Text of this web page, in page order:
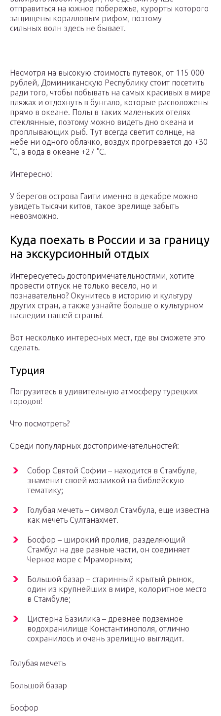
отправиться на южное побережье, курорты которого
защищены коралловым рифом, поэтому
сильных волн здесь не бывает.
Несмотря на высокую стоимость путевок, от 115 000
рублей, Доминиканскую Республику стоит посетить
ради того, чтобы побывать на самых красивых в мире
пляжах и отдохнуть в бунгало, которые расположены
прямо в океане. Полы в таких маленьких отелях
стеклянные, поэтому можно видеть дно океана и
проплывающих рыб. Тут всегда светит солнце, на
небе ни одного облачко, воздух прогревается до +30
°С, а вода в океане +27 °С.
Интересно!
У берегов острова Гаити именно в декабре можно
увидеть тысячи китов, такое зрелище забыть
невозможно.
Куда поехать в России и за границу
на экскурсионный отдых
Интересуетесь достопримечательностями, хотите
провести отпуск не только весело, но и
познавательно? Окунитесь в историю и культуру
других стран, а также узнайте больше о культурном
наследии нашей страны!
Вот несколько интересных мест, где вы сможете это
сделать.
Турция
Погрузитесь в удивительную атмосферу турецких
городов!
Что посмотреть?
Среди популярных достопримечательностей:
Собор Святой Софии – находится в Стамбуле,
знаменит своей мозаикой на библейскую
тематику;
Голубая мечеть – символ Стамбула, еще известна
как мечеть Султанахмет.
Босфор – широкий пролив, разделяющий
Стамбул на две равные части, он соединяет
Черное море с Мраморным;
Большой базар – старинный крытый рынок,
один из крупнейших в мире, колоритное место
в Стамбуле;
Цистерна Базилика – древнее подземное
водохранилище Константинополя, отлично
сохранилось и очень зрелищно выглядит.
Голубая мечеть
Большой базар
Босфор